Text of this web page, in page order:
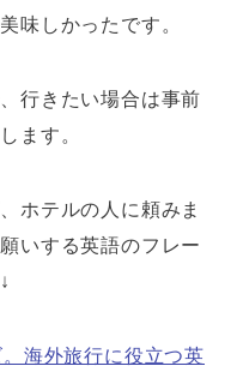
味しかったです。
行きたい場合は事前
ます。
ホテルの人に頼みま
いする英語のフレー
海外旅行に役立つ英